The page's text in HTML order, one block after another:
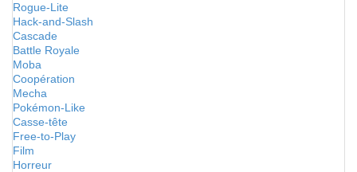
Rogue-Lite
Hack-and-Slash
Cascade
Battle Royale
Moba
Coopération
Mecha
Pokémon-Like
Casse-tête
Free-to-Play
Film
Horreur